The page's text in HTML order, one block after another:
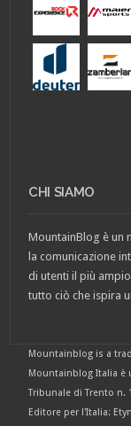
CHI SIAMO
MountainBlog è un
la comunicazione
di utenti il più
tutto ciò che ispira
Mountainblog is a
Mountainblog Italia è
Tribunale di Trento n.
Editore per l'Italia: